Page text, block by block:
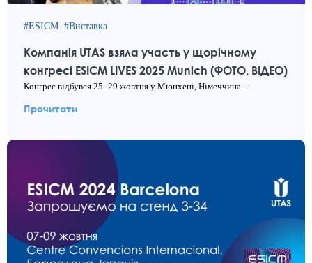
ESICM Виставка
Компанія UTAS взяла участь у щорічному
конгресі ESICM LIVES 2025 Munich (ФОТО, ВІДЕО)
Конгрес відбувся 25–29 жовтня у Мюнхені, Німеччина...
Прочитати